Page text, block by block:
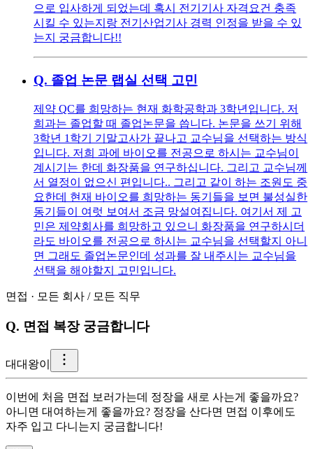
으로 입사하게 되었는데 혹시 전기기사 자격요건 충족
시킬 수 있는지랑 전기산업기사 경력 인정을 받을 수 있
는지 궁금합니다!!
Q. 졸업 논문 랩실 선택 고민
제약 QC를 희망하는 현재 화학공학과 3학년입니다. 저
희과는 졸업할 때 졸업논문을 씁니다. 논문을 쓰기 위해
3학년 1학기 기말고사가 끝나고 교수님을 선택하는 방식
입니다. 저희 과에 바이오를 전공으로 하시는 교수님이
계시기는 한데 화장품을 연구하십니다. 그리고 교수님께
서 열정이 없으신 편입니다.. 그리고 같이 하는 조원도 중
요한데 현재 바이오를 희망하는 동기들을 보면 불성실한
동기들이 여럿 보여서 조금 망설여집니다. 여기서 제 고
민은 제약회사를 희망하고 있으니 화장품을 연구하시더
라도 바이오를 전공으로 하시는 교수님을 선택할지 아니
면 그래도 졸업논문인데 성과를 잘 내주시는 교수님을
선택을 해야할지 고민입니다.
면접 · 모든 회사 / 모든 직무
Q. 면접 복장 궁금합니다
대대왕이
이번에 처음 면접 보러가는데 정장을 새로 사는게 좋을까요?
아니면 대여하는게 좋을까요? 정장을 산다면 면접 이후에도
자주 입고 다니는지 궁금합니다!